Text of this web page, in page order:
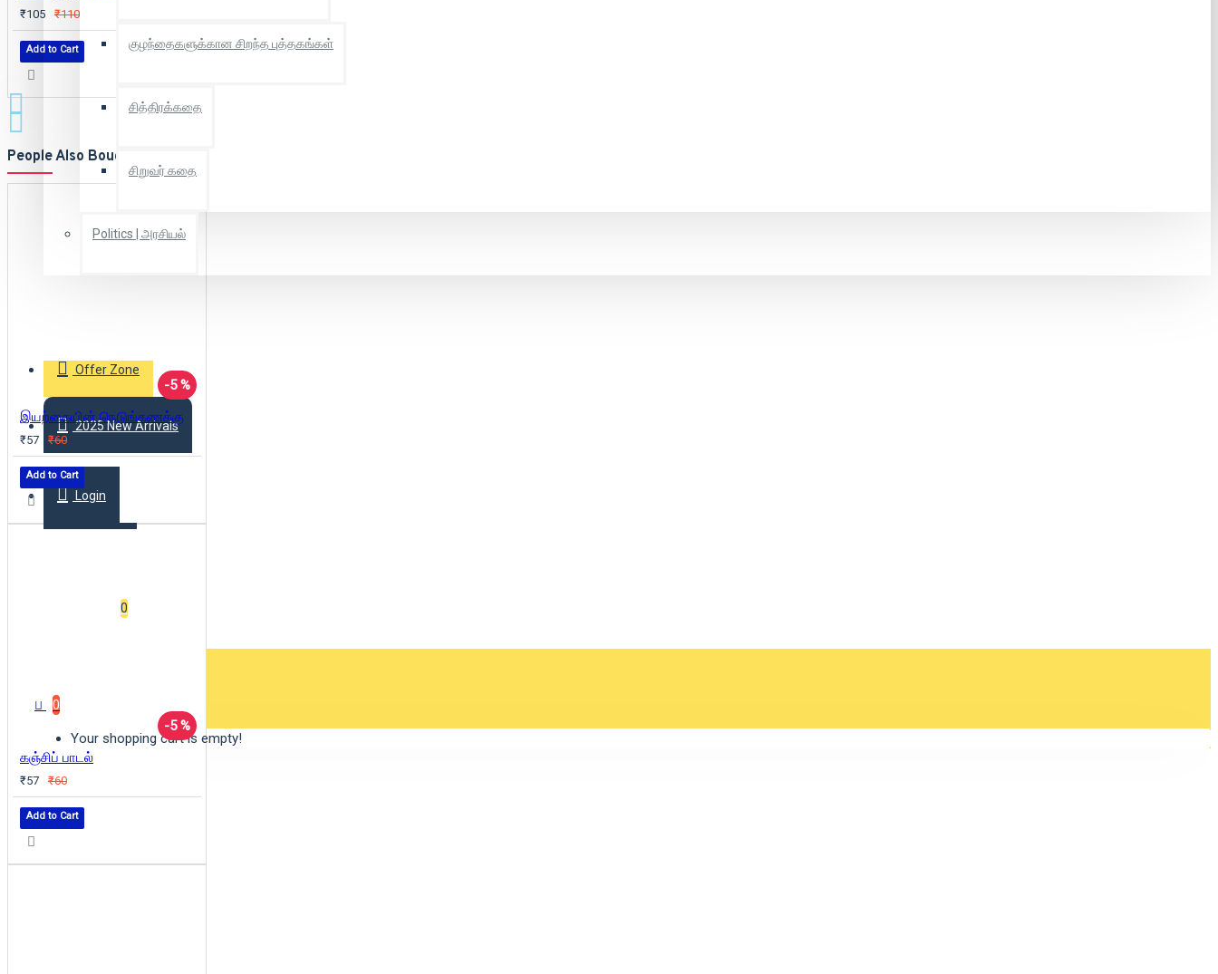
குழந்தைகளுக்கான சிறந்த புத்தகங்கள்
சித்திரக்கதை
சிறுவர் கதை
Politics | அரசியல்
Offer Zone
2025 New Arrivals
Login
0
0
Your shopping cart is empty!
₹105 ₹110
Add to Cart
People Also Bought
-5 %
இயற்கையின் நெடுங்கணக்கு
₹57 ₹60
Add to Cart
-5 %
கஞ்சிப் பாடல்
₹57 ₹60
Add to Cart